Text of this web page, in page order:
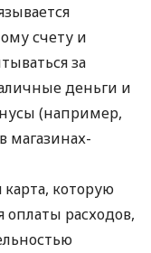
счету и
за
деньги и
(например,
магазинах-
которую
оплаты расходов,